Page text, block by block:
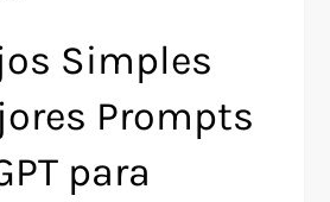
Simples
Prompts
para